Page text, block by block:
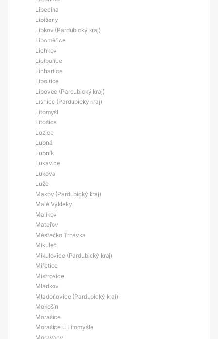
Libecina
Libišany
Libkov (Pardubický kraj)
Liboměřice
Lichkov
Licibořice
Linhartice
Lipoltice
Lipovec (Pardubický kraj)
Líšnice (Pardubický kraj)
Litomyšl
Litošice
Lozice
Lubná
Lubník
Lukavice
Luková
Luže
Makov (Pardubický kraj)
Malé Výkleky
Malíkov
Mateřov
Městečko Trnávka
Mikuleč
Mikulovice (Pardubický kraj)
Miřetice
Mistrovice
Mladkov
Mladoňovice (Pardubický kraj)
Mokošín
Morašice
Morašice u Litomyšle
Moravany